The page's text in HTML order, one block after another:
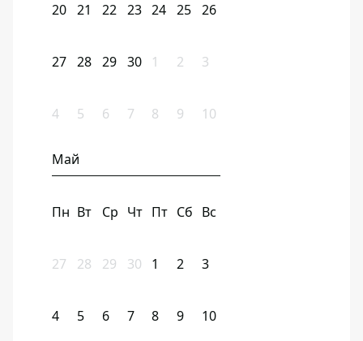
20 21 22 23 24 25 26
27 28 29 30 1 2 3
4 5 6 7 8 9 10
Май
Пн Вт Ср Чт Пт Сб Вс
27 28 29 30 1 2 3
4 5 6 7 8 9 10